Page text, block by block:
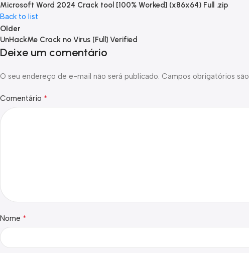
Microsoft Word 2024 Crack tool [100% Worked] (x86x64) Full .zip
Back to list
Older
UnHackMe Crack no Virus [Full] Verified
Deixe um comentário
O seu endereço de e-mail não será publicado. Campos obrigatórios
Comentário *
Nome *